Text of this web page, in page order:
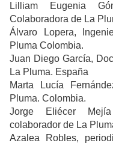
Lilliam Eugenia
Colaboradora de La
Álvaro Lopera,
Pluma Colombia.
Juan Diego García,
La Pluma. España
Marta Lucía
Pluma. Colombia.
Jorge Eliécer
colaborador de La
Azalea Robles,